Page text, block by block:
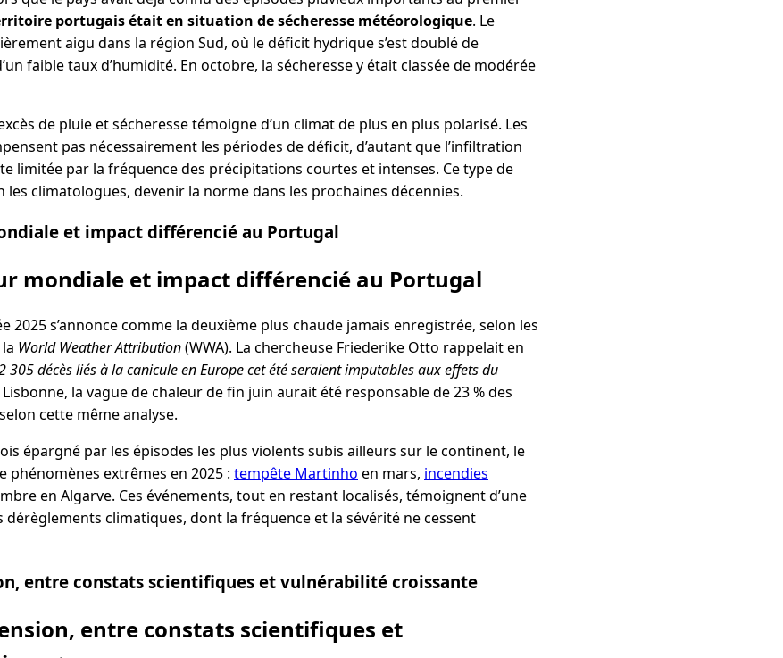
portugais était en situation de sécheresse météorologique. Le
aigu dans la région Sud, où le déficit hydrique s’est doublé de
faible taux d’humidité. En octobre, la sécheresse y était classée de modérée
de pluie et sécheresse témoigne d’un climat de plus en plus polarisé. Les
pas nécessairement les périodes de déficit, d’autant que l’infiltration
limitée par la fréquence des précipitations courtes et intenses. Ce type de
climatologues, devenir la norme dans les prochaines décennies.
et impact différencié au Portugal
mondiale et impact différencié au Portugal
2025 s’annonce comme la deuxième plus chaude jamais enregistrée, selon les
World Weather Attribution(WWA). La chercheuse Friederike Otto rappelait en
305 décès liés à la canicule en Europe cet été seraient imputables aux effets du
Lisbonne, la vague de chaleur de fin juin aurait été responsable de 23 % des
cette même analyse.
épargné par les épisodes les plus violents subis ailleurs sur le continent, le
phénomènes extrêmes en 2025 : tempête Martinho en mars, incendies
en Algarve. Ces événements, tout en restant localisés, témoignent d’une
climatiques, dont la fréquence et la sévérité ne cessent
entre constats scientifiques et vulnérabilité croissante
entre constats scientifiques et